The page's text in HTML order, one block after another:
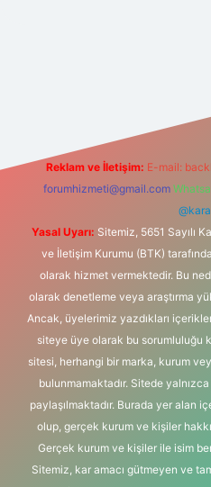
Reklam ve İletişim: E-mail:
forumhizmeti@gmail.com
Yasal Uyarı: Sitemiz, 5651 Sayılı
ve İletişim Kurumu (BTK)
olarak hizmet vermektedir. Bu
olarak denetleme veya araştırma
Ancak, üyelerimiz yazdıkları
siteye üye olarak bu sorumluluğu
sitesi, herhangi bir marka, kurum
bulunmamaktadır. Sitede
paylaşılmaktadır. Burada yer alan
olup, gerçek kurum ve kişiler
Gerçek kurum ve kişiler ile isim
Sitemiz, kar amacı gütmeyen ve